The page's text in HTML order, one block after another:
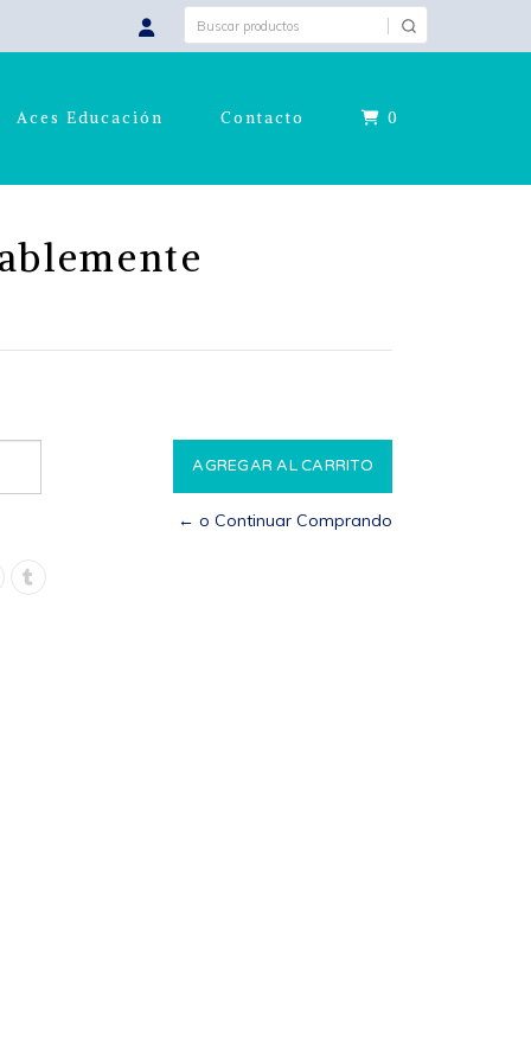
Aces Educación Contacto 0
← o Continuar Comprando